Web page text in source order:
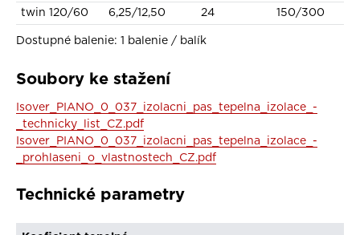
twin 120/60
6,25/12,50 24 150/300
Dostupné balenie: 1 balenie / balík
Soubory ke stažení
Isover_PIANO_0_037_izolacni_pas_tepelna_izolace_-
_technicky_list_CZ.pdf
Isover_PIANO_0_037_izolacni_pas_tepelna_izolace_-
_prohlaseni_o_vlastnostech_CZ.pdf
Technické parametry